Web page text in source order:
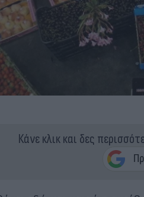
Κάνε κλικ και δες